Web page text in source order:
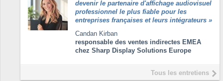
devenir le partenaire d'affichage audiovisuel
professionnel le plus fiable pour les
entreprises françaises et leurs intégrateurs »
Candan Kirban
responsable des ventes indirectes EMEA
chez Sharp Display Solutions Europe
Tous les entretiens